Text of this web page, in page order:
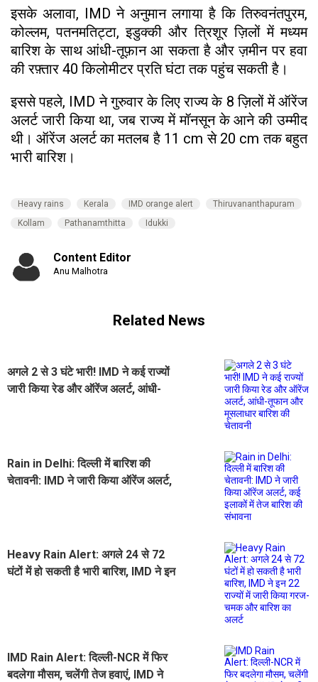
इसके अलावा, IMD ने अनुमान लगाया है कि तिरुवनंतपुरम,
कोल्लम, पतनमतिट्टा, इडुक्की और त्रिशूर ज़िलों में मध्यम
बारिश के साथ आंधी-तूफ़ान आ सकता है और ज़मीन पर हवा
की रफ़्तार 40 किलोमीटर प्रति घंटा तक पहुंच सकती है।
इससे पहले, IMD ने गुरुवार के लिए राज्य के 8 ज़िलों में ऑरेंज
अलर्ट जारी किया था, जब राज्य में मॉनसून के आने की उम्मीद
थी। ऑरेंज अलर्ट का मतलब है 11 cm से 20 cm तक बहुत
भारी बारिश।
Heavy rains Kerala IMD orange alert
Thiruvananthapuram
Kollam
Pathanamthitta Idukki
Content Editor
Anu Malhotra
Related News
अगले 2 से 3 घंटे भारी! IMD ने कई राज्यों
जारी किया रेड और ऑरेंज अलर्ट, आंधी-
Rain in Delhi: दिल्ली में बारिश की
चेतावनी: IMD ने जारी किया ऑरेंज अलर्ट,
Heavy Rain Alert: अगले 24 से 72
घंटों में हो सकती है भारी बारिश, IMD ने इन
IMD Rain Alert: दिल्ली-NCR में फिर
बदलेगा मौसम, चलेंगी तेज हवाएं, IMD ने